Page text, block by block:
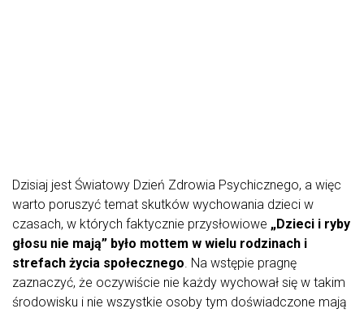
Dzisiaj jest Światowy Dzień Zdrowia Psychicznego, a więc
warto poruszyć temat skutków wychowania dzieci w
czasach, w których faktycznie przysłowiowe „Dzieci i ryby
głosu nie mają” było mottem w wielu rodzinach i
strefach życia społecznego. Na wstępie pragnę
zaznaczyć, że oczywiście nie każdy wychował się w takim
środowisku i nie wszystkie osoby tym doświadczone mają